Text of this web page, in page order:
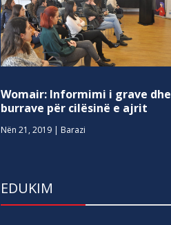
Womair: Informimi i grave dhe
burrave për cilësinë e ajrit
Nën 21, 2019 | Barazi
EDUKIM